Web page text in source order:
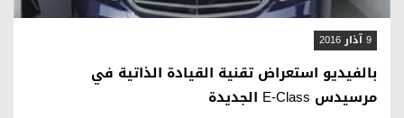
9 آذار 2016
بالفيديو استعراض تقنية القيادة الذاتية في
مرسيدس E-Class الجديدة